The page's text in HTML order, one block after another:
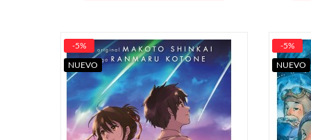
-5%
NUEVO
-5%
NUEVO